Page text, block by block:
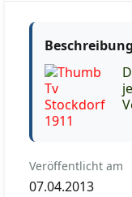
Beschreibung
Veröffentlicht am
07.04.2013